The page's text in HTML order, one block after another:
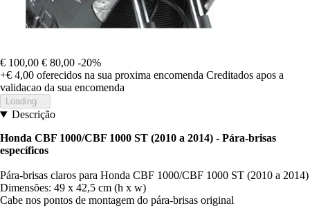
€ 100,00 € 80,00 -20%
+€ 4,00 oferecidos na sua proxima encomenda Creditados apos a
validacao da sua encomenda
Loading...
Descrição
Honda CBF 1000/CBF 1000 ST (2010 a 2014) - Pára-brisas
específicos
Pára-brisas claros para Honda CBF 1000/CBF 1000 ST (2010 a 2014)
Dimensões: 49 x 42,5 cm (h x w)
Cabe nos pontos de montagem do pára-brisas original